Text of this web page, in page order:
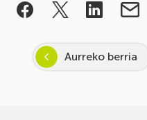
Aurreko berria